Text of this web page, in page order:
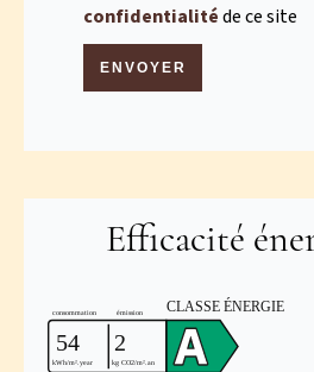
confidentialitéde ce site
ENVOYER
Efficacité